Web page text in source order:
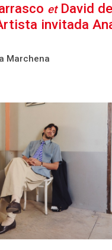
etDavid de
invitada
Marchena